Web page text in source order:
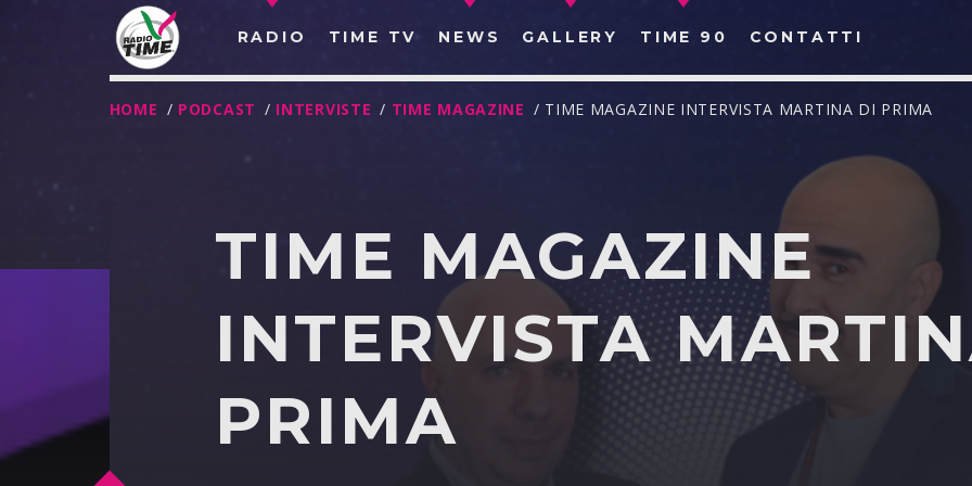
RADIO TIME TV NEWS GALLERY TIME 90 CONTATTI
CERCA NEL SITO WEB:
HOME / PODCAST / INTERVISTE / TIME MAGAZINE / TIME MAGAZINE INTERVISTA MARTINA DI PRIMA
TIME MAGAZINE
INTERVISTA
PRIMA